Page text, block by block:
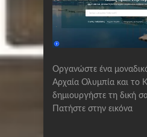
Οργανώστε ένα
Αρχαία Ολυμπία και το
δημιουργήστε τη δική
Πατήστε στην εικόνα